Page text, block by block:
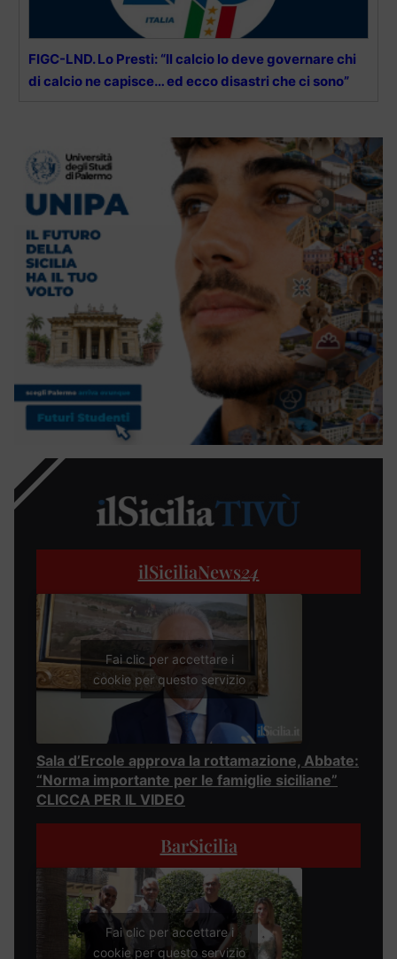
FIGC-LND. Lo Presti: “Il calcio lo deve governare chi
di calcio ne capisce… ed ecco disastri che ci sono”
ilSiciliaNews24
Fai clic per accettare i
cookie per questo servizio
Sala d’Ercole approva la rottamazione, Abbate:
“Norma importante per le famiglie siciliane”
CLICCA PER IL VIDEO
BarSicilia
Fai clic per accettare i
cookie per questo servizio